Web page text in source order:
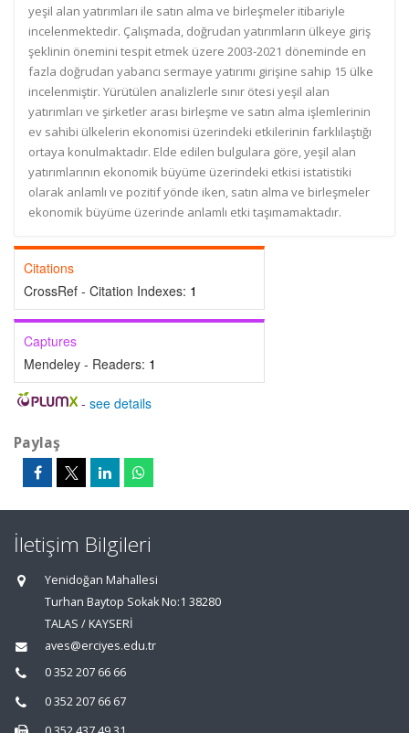
yeşil alan yatırımları ile satın alma ve birleşmeler itibariyle
incelenmektedir. Çalışmada, doğrudan yatırımların ülkeye giriş
şeklinin önemini tespit etmek üzere 2003-2021 döneminde en
fazla doğrudan yabancı sermaye yatırımı girişine sahip 15 ülke
incelenmiştir. Yürütülen analizlerle sınır ötesi yeşil alan
yatırımları ve şirketler arası birleşme ve satın alma işlemlerinin
ev sahibi ülkelerin ekonomisi üzerindeki etkilerinin farklılaştığı
ortaya konulmaktadır. Elde edilen bulgulara göre, yeşil alan
yatırımlarının ekonomik büyüme üzerindeki etkisi istatistiki
olarak anlamlı ve pozitif yönde iken, satın alma ve birleşmeler
ekonomik büyüme üzerinde anlamlı etki taşımamaktadır.
Citations
CrossRef - Citation Indexes: 1
Captures
Mendeley - Readers: 1
- see details
Paylaş
İletişim Bilgileri
Yenidoğan Mahallesi
Turhan Baytop Sokak No:1 38280
TALAS / KAYSERİ
aves@erciyes.edu.tr
0 352 207 66 66
0 352 207 66 67